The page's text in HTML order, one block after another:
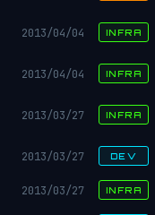
2013/04/04 INFRA
2013/04/04 INFRA
2013/03/27 INFRA
2013/03/27 DEV
2013/03/27 INFRA